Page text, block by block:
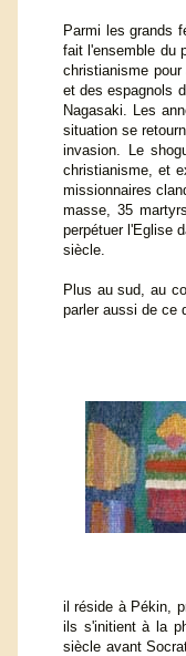
Parmi les grands
fait l'ensemble du
christianisme
et des espagnols
Nagasaki. Les
situation se
invasion. Le
christianisme, et
missionnaires
masse, 35
perpétuer l'Eglise
siècle.
Plus au sud, au
parler aussi de ce
il réside à Pékin,
ils s'initient à la
siècle avant